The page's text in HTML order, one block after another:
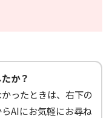
か？
ったときは、右下の
AIにお気軽にお尋ね